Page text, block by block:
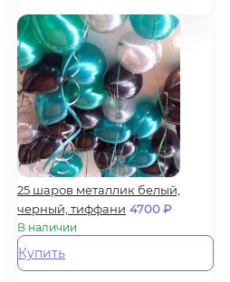
25 шаров металлик белый,
черный, тиффани 4700₽
В наличии
Купить